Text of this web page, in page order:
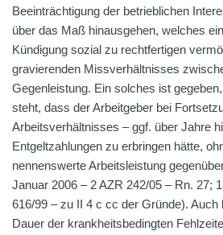
Beeinträchtigung der betrieblichen
über das Maß hinausgehen, welches
Kündigung sozial zu rechtfertigen
gravierenden Missverhältnisses
Gegenleistung. Ein solches ist
steht, dass der Arbeitgeber bei
Arbeitsverhältnisses – ggf. über Jahre
Entgeltzahlungen zu erbringen hätte,
nennenswerte Arbeitsleistung
Januar 2006 – 2 AZR 242/05 – Rn. 27;
616/99 – zu II 4 c cc der Gründe). Auch
Dauer der krankheitsbedingten